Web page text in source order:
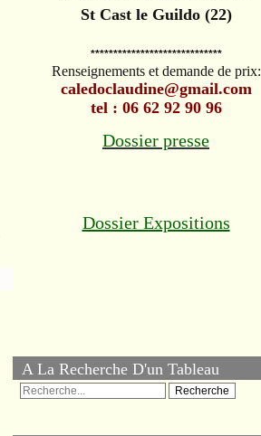
St Cast le Guildo (22)
*****************************
Renseignements et demande de prix:
caledoclaudine@gmail.com
tel : 06 62 92 90 96
Dossier presse
Dossier Expositions
A La Recherche D'un Tableau